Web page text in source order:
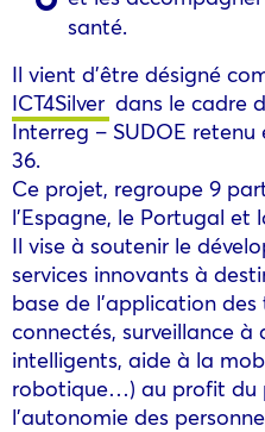
santé.
Il vient d’être désigné
ICT4Silver dans le cadre
Interreg – SUDOE
36.
Ce projet, regroupe 9
l’Espagne, le Portugal et
Il vise à soutenir le
services innovants à
base de l’application
connectés, surveillance
intelligents, aide à la
robotique…) au profit du
l’autonomie des